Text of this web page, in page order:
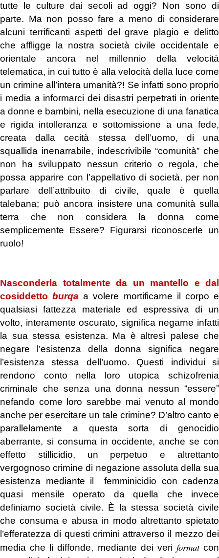
tutte le culture dai secoli ad oggi? Non sono di
parte. Ma non posso fare a meno di considerare
alcuni terrificanti aspetti del grave plagio e delitto
che affligge la nostra società civile occidentale e
orientale ancora nel millennio della velocità
telematica, in cui tutto è alla velocità della luce come
un crimine all’intera umanità?! Se infatti sono proprio
i media a informarci dei disastri perpetrati in oriente
a donne e bambini, nella esecuzione di una fanatica
e rigida intolleranza e sottomissione a una fede,
creata dalla cecità stessa dell’uomo, di una
squallida inenarrabile, indescrivibile “comunità” che
non ha sviluppato nessun criterio o regola, che
possa apparire con l’appellativo di società, per non
parlare dell’attribuito di civile, quale è quella
talebana; può ancora insistere una comunità sulla
terra che non considera la donna come
semplicemente Essere? Figurarsi riconoscerle un
ruolo!
Nasconderla totalmente da un mantello e dal
cosiddettoburqa a volere mortificarne il corpo e
qualsiasi fattezza materiale ed espressiva di un
volto, interamente oscurato, significa negarne infatti
la sua stessa esistenza. Ma è altresì palese che
negare l’esistenza della donna significa negare
l’esistenza stessa dell’uomo. Questi individui si
rendono conto nella loro utopica schizofrenia
criminale che senza una donna nessun “essere”
nefando come loro sarebbe mai venuto al mondo
anche per esercitare un tale crimine? D’altro canto e
parallelamente a questa sorta di genocidio
aberrante, si consuma in occidente, anche se con
effetto stillicidio, un perpetuo e altrettanto
vergognoso crimine di negazione assoluta della sua
esistenza mediante il femminicidio con cadenza
quasi mensile operato da quella che invece
definiamo società civile. È la stessa società civile
che consuma e abusa in modo altrettanto spietato
l’efferatezza di questi crimini attraverso il mezzo dei
media che li diffonde, mediante dei veri format con